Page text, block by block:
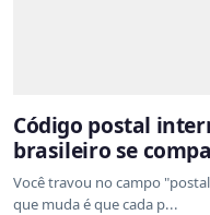
Código postal
brasileiro se
sistemas de outros
Você travou no campo
que muda é que cada p...